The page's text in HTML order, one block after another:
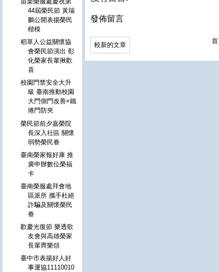
發佈留言
較新的文章
44屆榮民節 黃瑞
鵬公開表揚榮民
楷模
稻草人公益關懷協
會榮民節演出 彰
化榮家長輩揪歡
喜
校園門禁安全大升
級 臺南推動校園
大門側門改善×鐵
捲門防夾
榮民節前夕嘉榮院
長深入社區 關懷
弱勢榮民眷
臺南榮家報好康 推
廣申辦數位榮福
卡
臺南榮服處拜會地
區派所 攜手杜絕
詐騙及關懷榮民
眷
歡慶光復節 樂透歌
友會與高雄榮家
長輩齊樂頌
臺中市表揚好人好
事運協11110010